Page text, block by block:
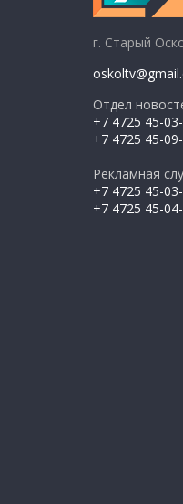
г. Старый
Отдел
+7 4725 45-
+7 4725 45-
Рекламная
+7 4725 45-
+7 4725 45-